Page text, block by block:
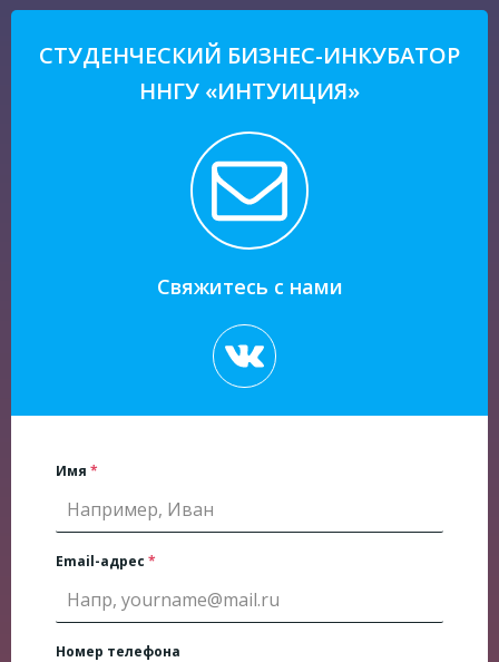
СТУДЕНЧЕСКИЙ БИЗНЕС-ИНКУБАТОР
ННГУ «ИНТУИЦИЯ»
Свяжитесь с нами
Имя *
Email-адрес *
Номер телефона